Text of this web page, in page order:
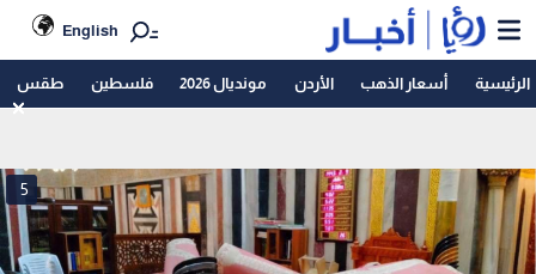
English
الرئيسية أسعار الذهب الأردن مونديال 2026 فلسطين طقس
5